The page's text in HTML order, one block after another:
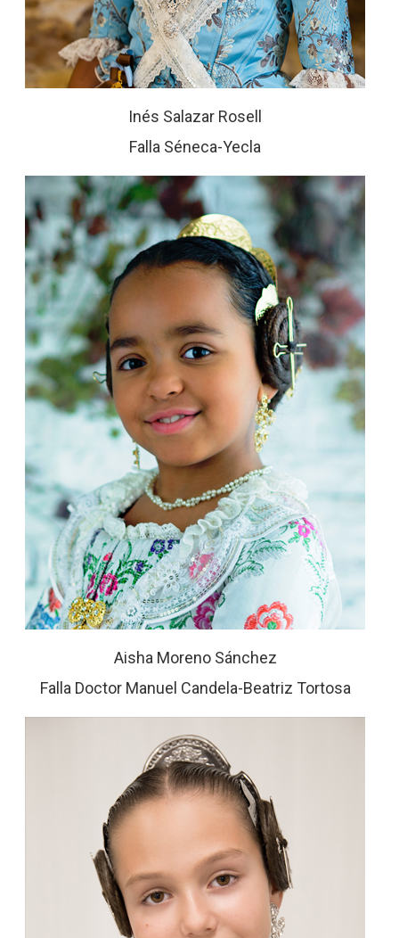
Inés Salazar Rosell
Falla Séneca-Yecla
Aisha Moreno Sánchez
Falla Doctor Manuel Candela-Beatriz Tortosa